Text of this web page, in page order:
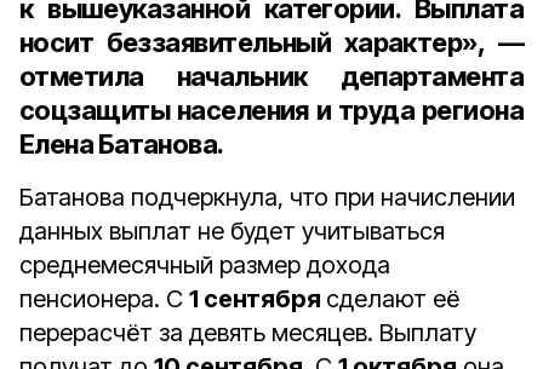
к вышеуказанной категории. Выплата
носит беззаявительный характер», —
отметила начальник департамента
соцзащиты населения и труда региона
Елена Батанова.
Батанова подчеркнула, что при начислении
данных выплат не будет учитываться
среднемесячный размер дохода
пенсионера. С 1 сентября сделают её
перерасчёт за девять месяцев. Выплату